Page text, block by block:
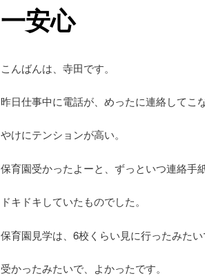
一安心
こんばんは、寺田です。
昨日仕事中に電話が、めったに連絡してこ
やけにテンションが高い。
保育園受かったよーと、ずっといつ連絡手
ドキドキしていたものでした。
保育園見学は、6校くらい見に行ったみた
受かったみたいで、よかったです。